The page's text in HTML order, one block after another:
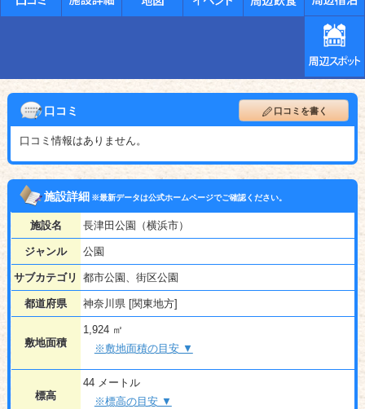
口コミ 口コミを書く
口コミ情報はありません。
施設詳細※最新データは公式ホームページでご確認ください。
施設名 長津田公園（横浜市）
ジャンル 公園
サブカテゴリ 都市公園、街区公園
都道府県 神奈川県 [関東地方]
敷地面積
1,924 ㎡
※敷地面積の目安 ▼
標高
44 メートル
※標高の目安 ▼